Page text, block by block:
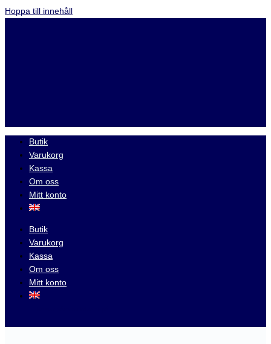
Hoppa till innehåll
Butik
Varukorg
Kassa
Om oss
Mitt konto
Butik
Varukorg
Kassa
Om oss
Mitt konto